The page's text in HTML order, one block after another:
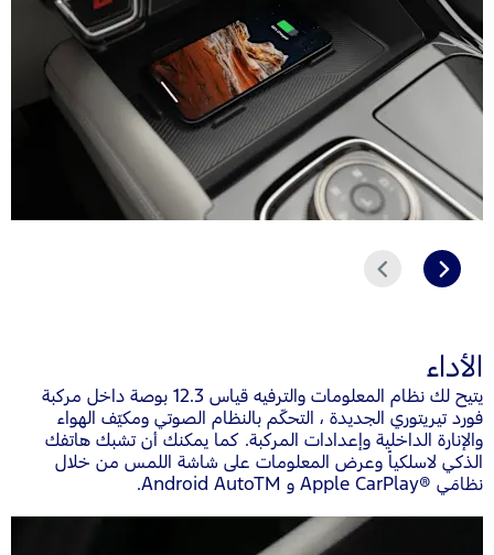
التالي السابق
الأداء
يتيح لك نظام المعلومات والترفيه قياس 12.3 بوصة داخل مركبة
فورد تيريتوري الجديدة ، التحكّم بالنظام الصوتي ومكيّف الهواء
والإنارة الداخلية وإعدادات المركبة. كما يمكنك أن تشبك هاتفك
الذكي لاسلكياً وعرض المعلومات على شاشة اللمس من خلال
نظامَي Apple CarPlay®‎ و Android AutoTM.